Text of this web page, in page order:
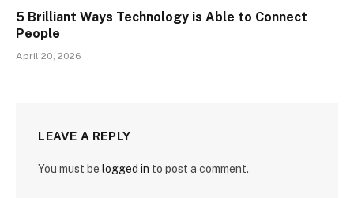
5 Brilliant Ways Technology is Able to Connect
People
April 20, 2026
LEAVE A REPLY
You must be logged in to post a comment.